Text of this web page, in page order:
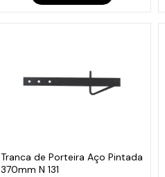
Tranca de Porteira Aço Pintada
370mm N 131